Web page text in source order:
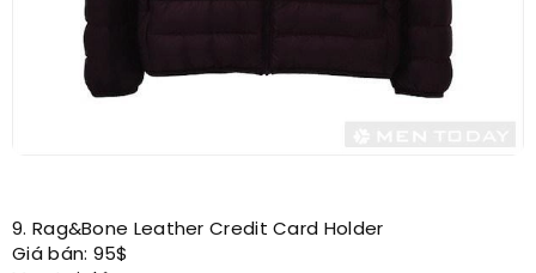
9. Rag&Bone Leather Credit Card Holder
Giá bán: 95$